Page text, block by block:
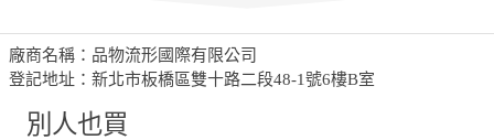
廠商名稱：品物流形國際有限公司
登記地址：新北市板橋區雙十路二段48-1號6樓B室
別人也買